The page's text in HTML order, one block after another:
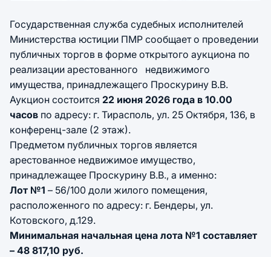
Государственная служба судебных исполнителей
Министерства юстиции ПМР сообщает о проведении
публичных торгов в форме открытого аукциона по
реализации арестованного недвижимого
имущества, принадлежащего Проскурину В.В.
Аукцион состоится 22 июня 2026 года в 10.00
часов по адресу: г. Тирасполь, ул. 25 Октября, 136, в
конференц-зале (2 этаж).
Предметом публичных торгов является
арестованное недвижимое имущество,
принадлежащее Проскурину В.В., а именно:
Лот №1 – 56/100 доли жилого помещения,
расположенного по адресу: г. Бендеры, ул.
Котовского, д.129.
Минимальная начальная цена лота №1 составляет
– 48 817,10 руб.